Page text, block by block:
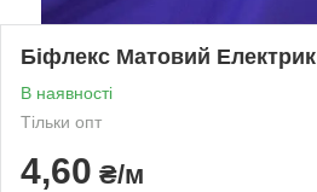
Біфлекс Матовий Електрик
В наявності
Тільки опт
4,60 ₴/м